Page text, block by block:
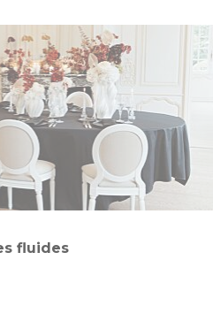
fluides